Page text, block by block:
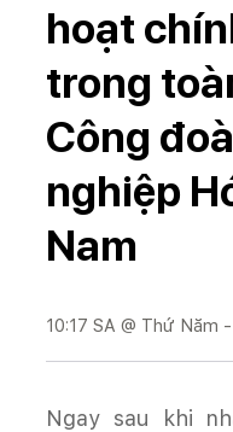
hoạt
trong
Công
nghiệp
Nam
10:17 SA @ Thứ Năm
Ngay sau khi